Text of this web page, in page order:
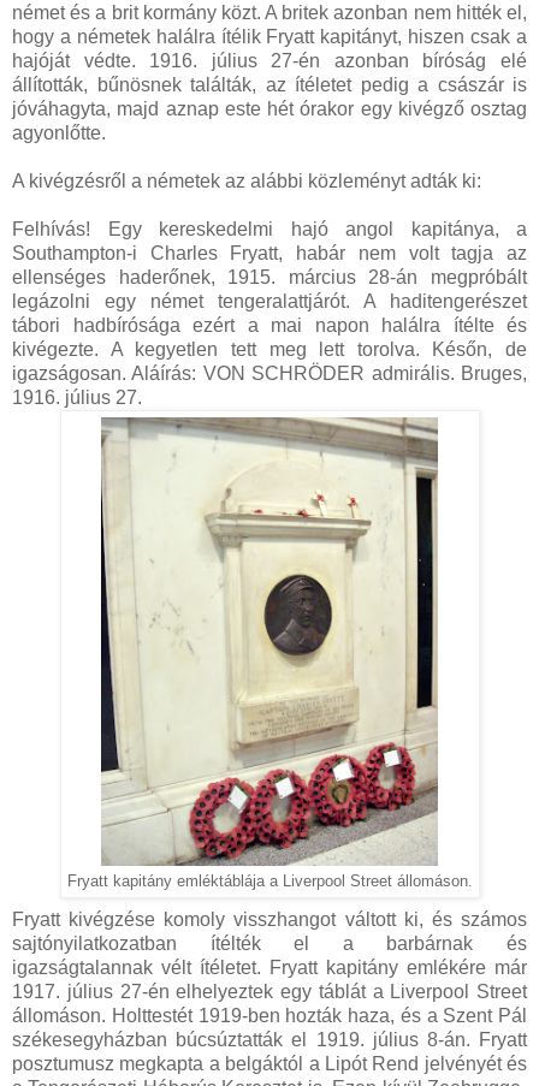
német és a brit kormány közt. A britek azonban nem hitték el,
hogy a németek halálra ítélik Fryatt kapitányt, hiszen csak a
hajóját védte. 1916. július 27-én azonban bíróság elé
állították, bűnösnek találták, az ítéletet pedig a császár is
jóváhagyta, majd aznap este hét órakor egy kivégző osztag
agyonlőtte.
A kivégzésről a németek az alábbi közleményt adták ki:
Felhívás! Egy kereskedelmi hajó angol kapitánya, a
Southampton-i Charles Fryatt, habár nem volt tagja az
ellenséges haderőnek, 1915. március 28-án megpróbált
legázolni egy német tengeralattjárót. A haditengerészet
tábori hadbírósága ezért a mai napon halálra ítélte és
kivégezte. A kegyetlen tett meg lett torolva. Későn, de
igazságosan. Aláírás: VON SCHRÖDER admirális. Bruges,
1916. július 27.
Fryatt kapitány emléktáblája a Liverpool Street állomáson.
Fryatt kivégzése komoly visszhangot váltott ki, és számos
sajtónyilatkozatban ítélték el a barbárnak és
igazságtalannak vélt ítéletet. Fryatt kapitány emlékére már
1917. július 27-én elhelyeztek egy táblát a Liverpool Street
állomáson. Holttestét 1919-ben hozták haza, és a Szent Pál
székesegyházban búcsúztatták el 1919. július 8-án. Fryatt
posztumusz megkapta a belgáktól a Lipót Rend jelvényét és